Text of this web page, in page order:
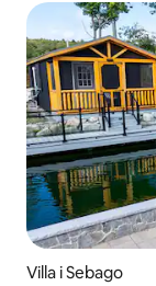
Villa i Sebago